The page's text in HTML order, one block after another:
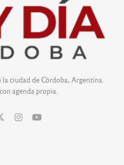
ciudad de Córdoba, Argentina.
agenda propia.